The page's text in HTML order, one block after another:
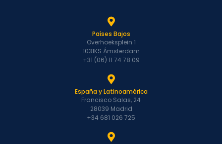
Países Bajos
Overhoeksplein 1
1031KS Ámsterdam
+31 (06) 11 74 78 09
España y Latinoamérica
Francisco Salas, 24
28039 Madrid
+34 681 026 725